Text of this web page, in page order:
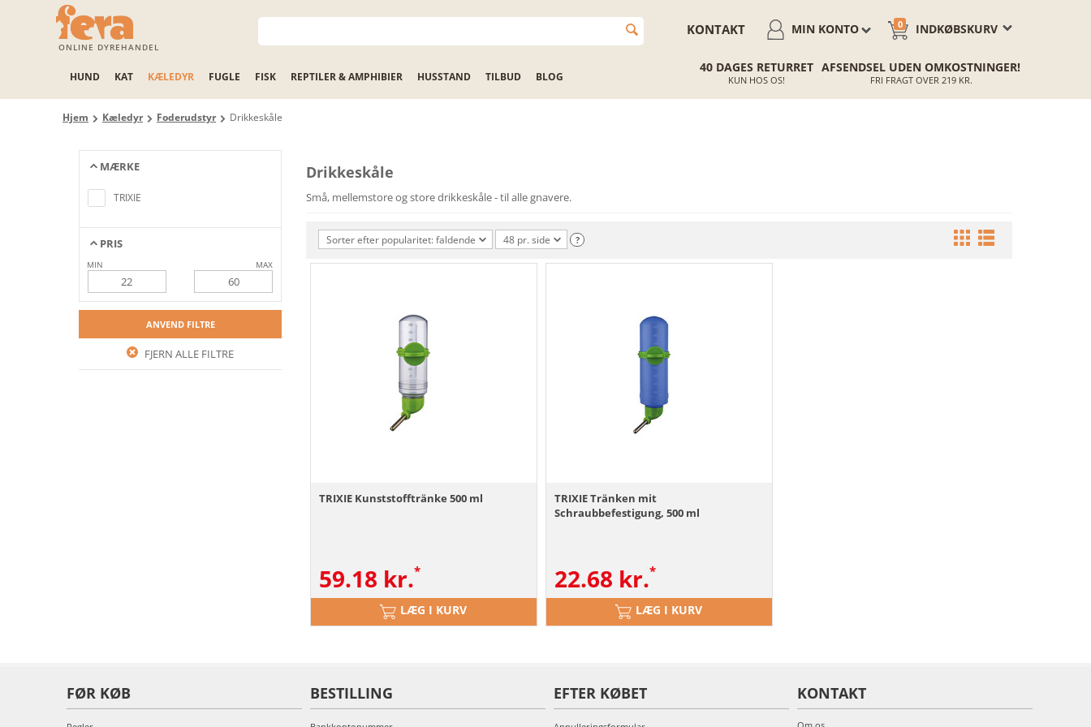
ONLINE DYREHANDEL
INDKØBSKURV
0
MIN KONTO
KONTAKT
HUND KAT KÆLEDYR FUGLE FISK REPTILER & AMPHIBIER HUSSTAND TILBUD BLOG
40 DAGES RETURRET
KUN HOS OS!
AFSENDSEL UDEN OMKOSTNINGER!
FRI FRAGT OVER 219 KR.
Hjem Kæledyr Foderudstyr Drikkeskåle
MÆRKE
TRIXIE
PRIS
MIN MAX
ANVEND FILTRE
FJERN ALLE FILTRE
Drikkeskåle
Små, mellemstore og store drikkeskåle - til alle gnavere.
Sorter efter popularitet: faldende 48 pr. side ?
TRIXIE Kunststofftränke 500 ml
59.18 kr.
LÆG I KURV
TRIXIE Tränken mit
Schraubbefestigung, 500 ml
22.68 kr.
LÆG I KURV
FØR KØB BESTILLING EFTER KØBET KONTAKT